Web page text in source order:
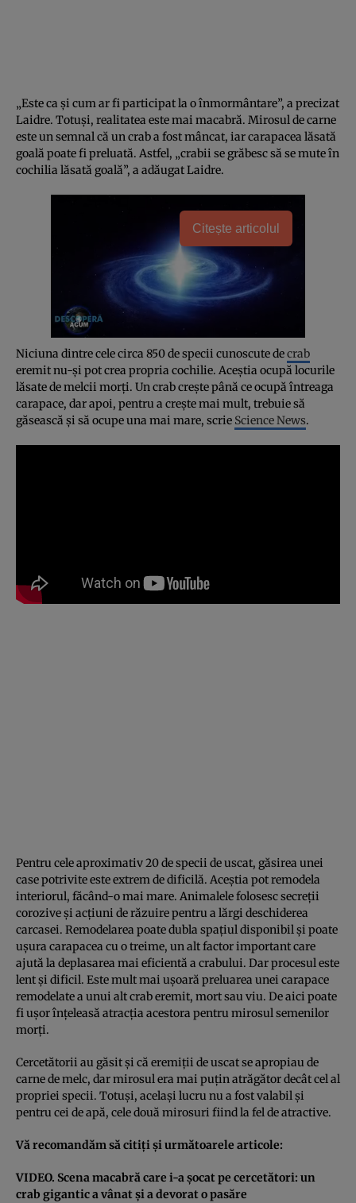
„Este ca şi cum ar fi participat la o înmormântare”, a precizat
Laidre. Totuşi, realitatea este mai macabră. Mirosul de carne
este un semnal că un crab a fost mâncat, iar carapacea lăsată
goală poate fi preluată. Astfel, „crabii se grăbesc să se mute în
cochilia lăsată goală”, a adăugat Laidre.
Citește articolul
Niciuna dintre cele circa 850 de specii cunoscute decrab
eremit nu-şi pot crea propria cochilie. Aceştia ocupă locurile
lăsate de melcii morţi. Un crab creşte până ce ocupă întreaga
carapace, dar apoi, pentru a creşte mai mult, trebuie să
găsească şi să ocupe una mai mare, scrie Science News.
Pentru cele aproximativ 20 de specii de uscat, găsirea unei
case potrivite este extrem de dificilă. Aceştia pot remodela
interiorul, făcând-o mai mare. Animalele folosesc secreţii
corozive şi acţiuni de răzuire pentru a lărgi deschiderea
carcasei. Remodelarea poate dubla spaţiul disponibil şi poate
uşura carapacea cu o treime, un alt factor important care
ajută la deplasarea mai eficientă a crabului. Dar procesul este
lent şi dificil. Este mult mai uşoară preluarea unei carapace
remodelate a unui alt crab eremit, mort sau viu. De aici poate
fi uşor înţeleasă atracţia acestora pentru mirosul semenilor
morţi.
Cercetătorii au găsit şi că eremiţii de uscat se apropiau de
carne de melc, dar mirosul era mai puţin atrăgător decât cel al
propriei specii. Totuşi, acelaşi lucru nu a fost valabil şi
pentru cei de apă, cele două mirosuri fiind la fel de atractive.
Vă recomandăm să citiţi şi următoarele articole:
VIDEO. Scena macabră care i-a şocat pe cercetători: un
crab gigantic a vânat şi a devorat o pasăre